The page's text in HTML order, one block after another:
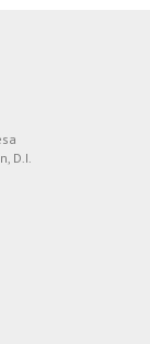
D.I.